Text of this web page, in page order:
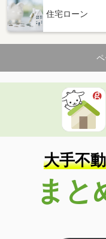
住宅ローン
大手不
まと